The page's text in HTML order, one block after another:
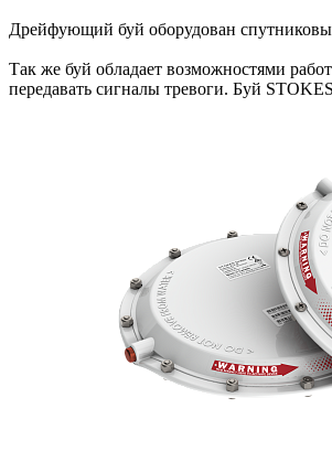
Дрейфующий буй оборудован
Так же буй обладает возможностями
передавать сигналы тревоги. Буй